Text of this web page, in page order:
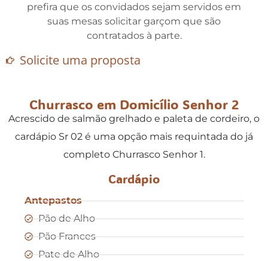
prefira que os convidados sejam servidos em
suas mesas solicitar garçom que são
contratados à parte.
Solicite uma proposta
Churrasco em Domicílio Senhor 2
Acrescido de salmão grelhado e paleta de cordeiro, o
cardápio Sr 02 é uma opção mais requintada do já
completo Churrasco Senhor 1.
Cardápio
Antepastos
Pão de Alho
Pão Frances
Pate de Alho